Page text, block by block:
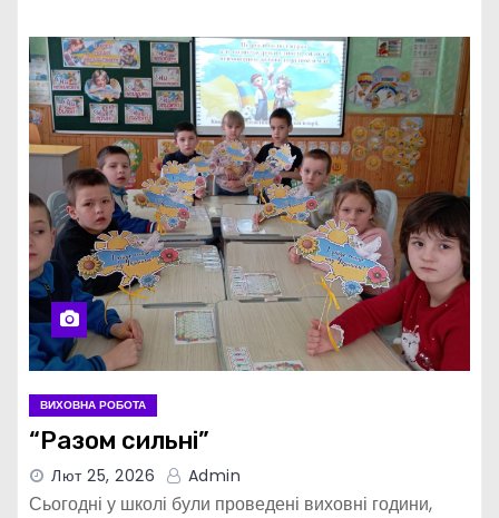
ВИХОВНА РОБОТА
“Разом сильні”
Лют 25, 2026 Admin
Сьогодні у школі були проведені виховні години,